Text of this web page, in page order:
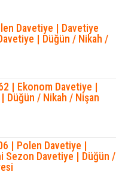
Davetiye | Davetiye
| Düğün / Nikah /
andaki
fiyat:
| Ekonom Davetiye |
Düğün / Nikah / Nişan
| Polen Davetiye |
Sezon Davetiye | Düğün /